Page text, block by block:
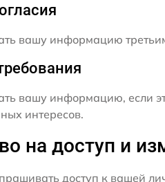
вашу информацию
вашу информацию, если
интересов.
на доступ и
доступ к вашей